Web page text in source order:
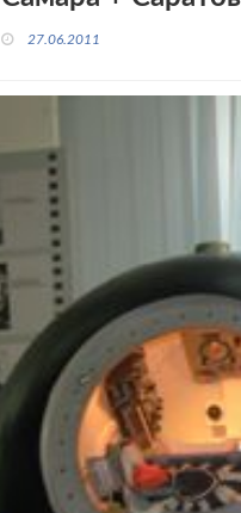
27.06.2011